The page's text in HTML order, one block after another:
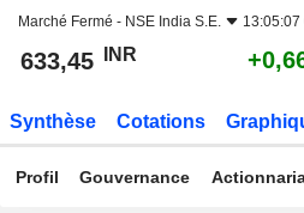
Marché Fermé - NSE India S.E.
633,45 INR
Synthèse Cotations
Profil Gouvernance